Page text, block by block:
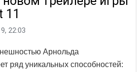
11
22:03
Арнольда
ряд уникальных способностей: